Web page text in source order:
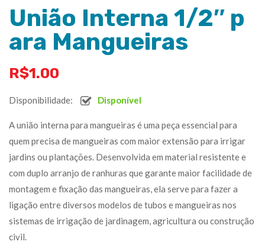
União Interna 1/2″ p
ara Mangueiras
R$1.00
Disponibilidade: Disponível
A união interna para mangueiras é uma peça essencial para
quem precisa de mangueiras com maior extensão para irrigar
jardins ou plantações. Desenvolvida em material resistente e
com duplo arranjo de ranhuras que garante maior facilidade de
montagem e fixação das mangueiras, ela serve para fazer a
ligação entre diversos modelos de tubos e mangueiras nos
sistemas de irrigação de jardinagem, agricultura ou construção
civil.